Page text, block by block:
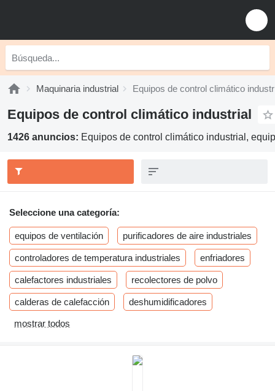
Maquinaria industrial Equipos de control climático
Equipos de control climático industrial
1426 anuncios: Equipos de control climático industrial,
Seleccione una categoría:
equipos de ventilación purificadores de aire industriales
controladores de temperatura industriales enfriadores
calefactores industriales recolectores de polvo
calderas de calefacción deshumidificadores
mostrar todos